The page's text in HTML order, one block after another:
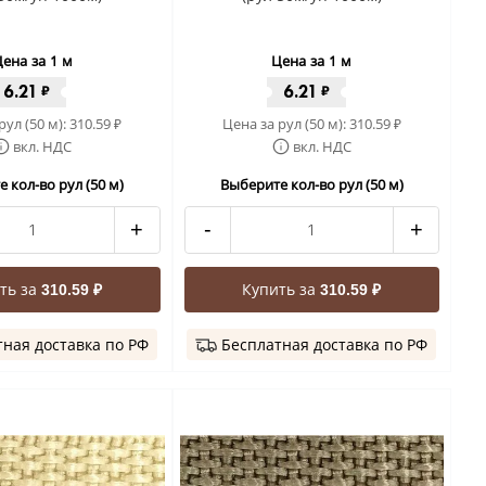
за 1 м
6.21 ₽
(50 м):310.59₽
вкл. НДС
кол-во рул (50 м)
+
за 310.59 ₽
доставка по РФ
Цена за 1 м
6.21 ₽
Цена за рул (50 м):310.59₽
вкл. НДС
Выберите кол-во рул (50 м)
- +
Купить за310.59 ₽
Бесплатная доставка по РФ